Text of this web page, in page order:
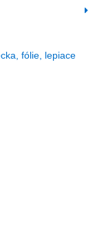
fólie, lepiace